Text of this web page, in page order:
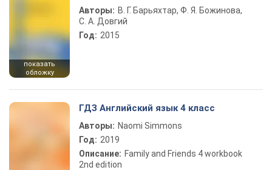
показать
обложку
Авторы: В. Г. Барьяхтар, Ф. Я. Божинова,
С. А. Довгий
Год: 2015
ГДЗ Английский язык 4 класс
Авторы: Naomi Simmons
Год: 2019
Описание: Family and Friends 4 workbook
2nd edition